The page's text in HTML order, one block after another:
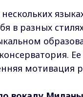
в разных
мотивация